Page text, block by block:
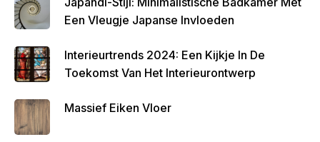
Een Vleugje Japanse Invloeden
Interieurtrends 2024: Een Kijkje In De
Toekomst Van Het Interieurontwerp
Massief Eiken Vloer